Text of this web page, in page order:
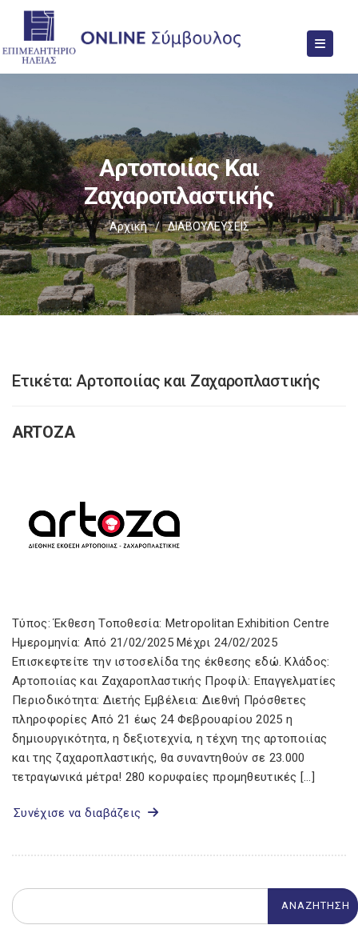
Αρτοποιίας Και
Ζαχαροπλαστικής
Αρχική / ΔΙΑΒΟΥΛΕΥΣΕΙΣ
Ετικέτα:Αρτοποιίας και Ζαχαροπλαστικής
ARTOZA
Τύπος: Έκθεση Τοποθεσία: Metropolitan Exhibition Centre
Ημερομηνία: Από 21/02/2025 Μέχρι 24/02/2025
Επισκεφτείτε την ιστοσελίδα της έκθεσης εδώ. Κλάδος:
Αρτοποιίας και Ζαχαροπλαστικής Προφίλ: Επαγγελματίες
Περιοδικότητα: Διετής Εμβέλεια: Διεθνή Πρόσθετες
πληροφορίες Από 21 έως 24 Φεβρουαρίου 2025 η
δημιουργικότητα, η δεξιοτεχνία, η τέχνη της αρτοποιίας
και της ζαχαροπλαστικής, θα συναντηθούν σε 23.000
τετραγωνικά μέτρα! 280 κορυφαίες προμηθευτικές […]
Συνέχισε να διαβάζεις